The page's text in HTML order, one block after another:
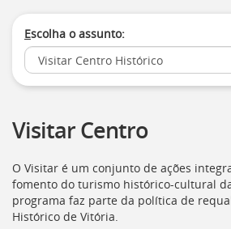
de
instruções
de
acessibilidade
[]
a
inicial
do
Portal
[]
Escolha o assunto:
Visitar Centro
O Visitar é um conjunto de ações
fomento do turismo histórico-cultural
programa faz parte da política de
Histórico de Vitória.